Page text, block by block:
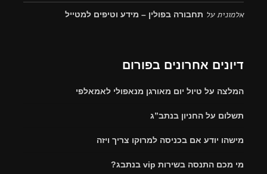
אלמוניתעל תחבורה בפולין – מידע וטיפים למטייל
דיונים אחרונים בפורום
המלצה על טיול יום מאורגן מנאפולי לאמאלפי
תשלום על החניון בנתב”ג
מישהו יודע אם בכניסה למרוקו צריך ויזה
מי מכם התנסה בשירות vip בנתבג?